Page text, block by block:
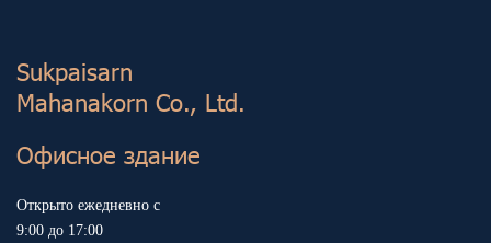
Sukp aisarn
Mahanakorn Co., Ltd.
Офисное здание
Открыто ежедневно с
9:00 до 17:00